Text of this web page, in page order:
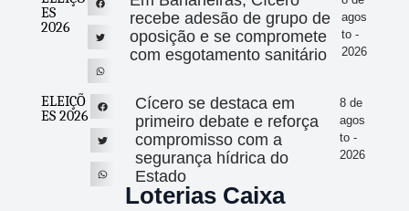
ES
2026
recebe adesão de grupo de
oposição e se compromete
com esgotamento sanitário
agos
to -
2026
ELEIÇÕ
ES 2026
Cícero se destaca em
primeiro debate e reforça
compromisso com a
segurança hídrica do
Estado
8 de
agos
to -
2026
Loterias Caixa